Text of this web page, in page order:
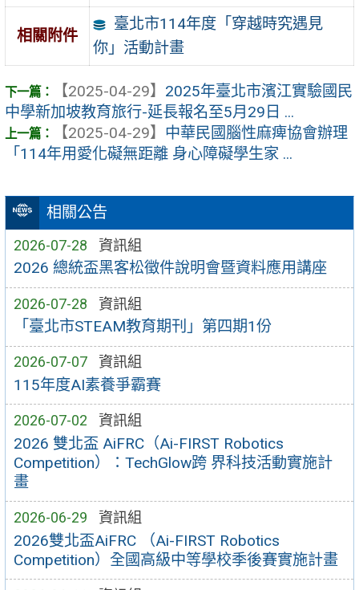
相關公告
2026-07-28 資訊組
2026 總統盃黑客松徵件說明會暨資料應用講座
2026-07-28 資訊組
「臺北市STEAM教育期刊」第四期1份
2026-07-07 資訊組
115年度AI素養爭霸賽
2026-07-02 資訊組
2026 雙北盃 AiFRC（Ai-FIRST Robotics
Competition）：TechGlow跨 界科技活動實施計
畫
2026-06-29 資訊組
2026雙北盃AiFRC （Ai-FIRST Robotics
Competition）全國高級中等學校季後賽實施計畫
相關附件
臺北市114年度「穿越時究遇見
你」活動計畫
【2025-04-29】 2025年臺北市濱江實驗國民
中學新加坡教育旅行-延長報名至5月29日 ...
【2025-04-29】 中華民國腦性麻痺協會辦理
「114年用愛化礙無距離 身心障礙學生家 ...